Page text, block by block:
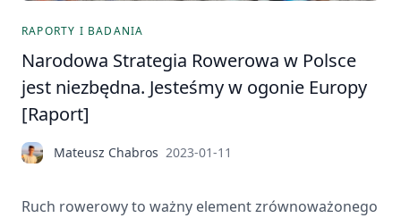
RAPORTY I BADANIA
Narodowa Strategia Rowerowa w Polsce
jest niezbędna. Jesteśmy w ogonie Europy
[Raport]
Mateusz Chabros 2023-01-11
Ruch rowerowy to ważny element zrównoważonego